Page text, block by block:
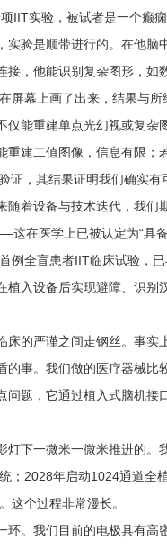
IIT实验，被试者是一个
实验是顺带进行的。在他
接，他能识别复杂图形，
屏幕上画了出来，结果与所
仅能重建单点光幻视或复
重建二值图像，信息有限
证，其结果证明我们确实
随着设备与技术迭代，我
在医学上已被认定为“具备
例全盲患者IIT临床试验，
入设备后实现避障、识别
床的严谨之间走钢丝。事
的事。我们做的医疗器械
题，它通过植入式脑机接
灯下一微米一微米推进的
；2028年启动1024通道全
这个过程非常漫长。
环。我们目前的电极具有